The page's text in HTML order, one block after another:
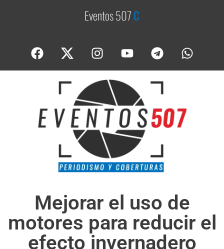
Eventos 507Cob
Mejorar el uso de
motores para reducir el
efecto invernadero